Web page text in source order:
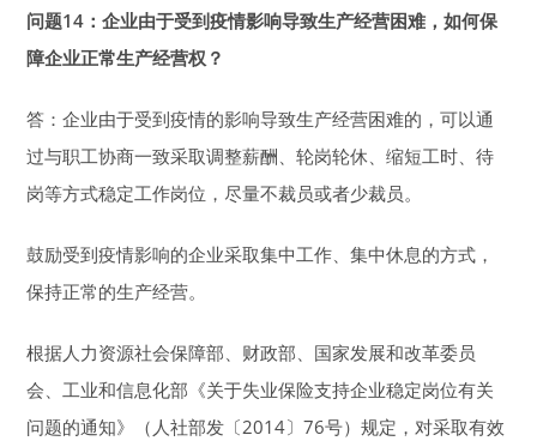
问题14：企业由于受到疫情影响导致生产经营困难，如何保
障企业正常生产经营权？
答：企业由于受到疫情的影响导致生产经营困难的，可以通
过与职工协商一致采取调整薪酬、轮岗轮休、缩短工时、待
岗等方式稳定工作岗位，尽量不裁员或者少裁员。
鼓励受到疫情影响的企业采取集中工作、集中休息的方式，
保持正常的生产经营。
根据人力资源社会保障部、财政部、国家发展和改革委员
会、工业和信息化部《关于失业保险支持企业稳定岗位有关
问题的通知》（人社部发〔2014〕76号）规定，对采取有效